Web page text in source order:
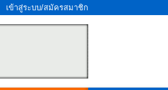
เข้าสู่ระบบ/สมัครสมาชิก